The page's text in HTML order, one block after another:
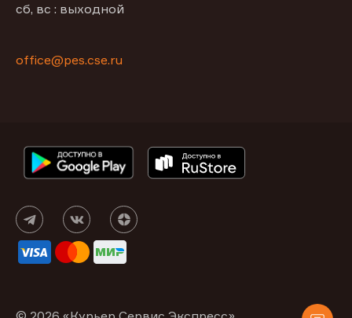
сб, вс : выходной
office@pes.cse.ru